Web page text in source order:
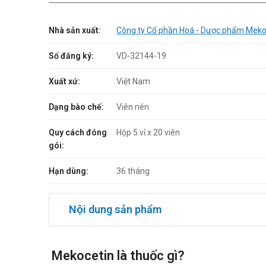
Nhà sản xuất: Công ty Cổ phần Hoá - Dược phẩm
Số đăng ký: VD-32144-19
Xuất xứ: Việt Nam
Dạng bào chế: Viên nén
Quy cách đóng
gói:
Hộp 5 vỉ x 20 viên
Hạn dùng: 36 tháng
Nội dung sản phẩm
Mekocetin là thuốc gì?